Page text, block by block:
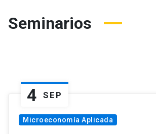
Seminarios
4 SEP
Microeconomía Aplicada